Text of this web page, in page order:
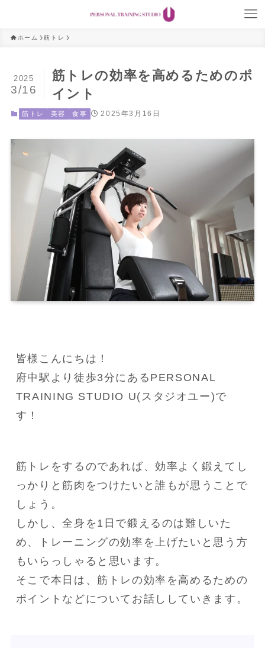
ホーム 筋トレ
筋トレの効率を高めるためのポ
イント
2025
3/16
筋トレ 美容 食事 2025年3月16日
皆様こんにちは！
府中駅より徒歩3分にあるPERSONAL
TRAINING STUDIO U(スタジオユー)で
す！
筋トレをするのであれば、効率よく鍛えてし
っかりと筋肉をつけたいと誰もが思うことで
しょう。
しかし、全身を1日で鍛えるのは難しいた
め、トレーニングの効率を上げたいと思う方
もいらっしゃると思います。
そこで本日は、筋トレの効率を高めるための
ポイントなどについてお話ししていきます。